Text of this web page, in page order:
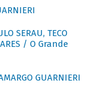
SERAU, TECO
/ O Grande
GUARNIERI